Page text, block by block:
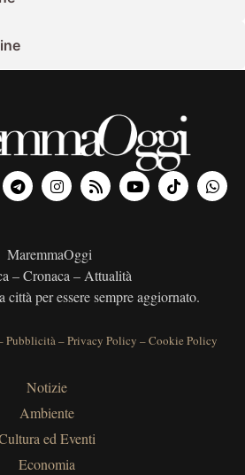
MaremmaOggi
– Cronaca – Attualità
per essere sempre aggiornato.
Pubblicità–Privacy Policy –Cookie Policy
Notizie
Ambiente
ed Eventi
Economia